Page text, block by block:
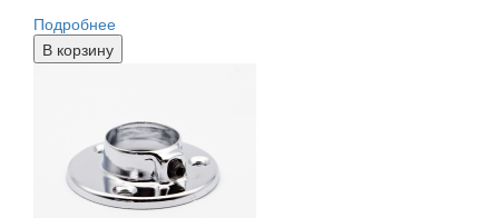
Подробнее
В корзину